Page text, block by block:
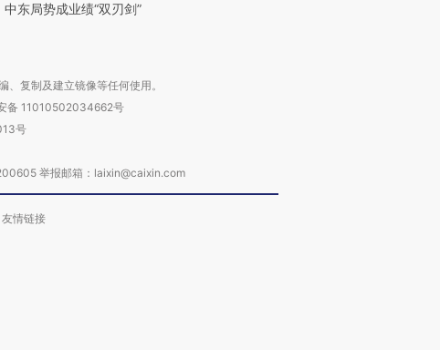
中东局势成业绩“双刃剑”
复制及建立镜像等任何使用。
备 11010502034662号
号
举报邮箱：laixin@caixin.com
友情链接